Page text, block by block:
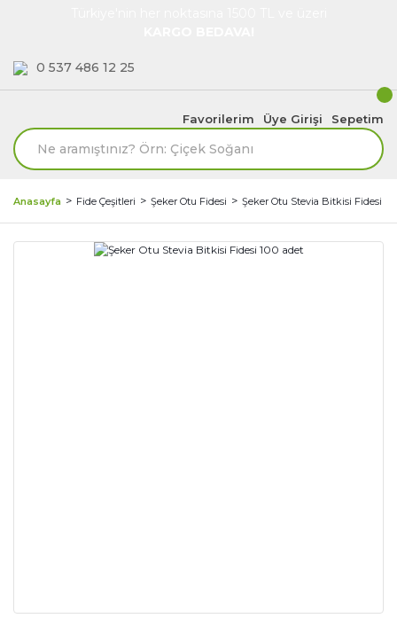
0 537 486 12 25
Favorilerim Üye Girişi Sepetim
Anasayfa Fide Çeşitleri Şeker Otu Fidesi Şeker Otu Stevia Bitkisi Fidesi